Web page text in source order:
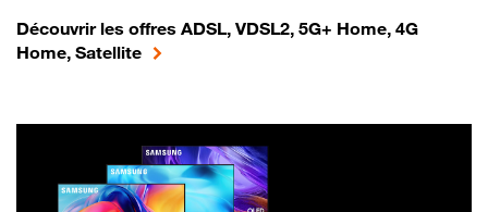
Découvrir les offres ADSL, VDSL2, 5G+ Home, 4G
Home, Satellite